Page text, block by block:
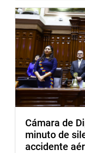
Cámara de
minuto de
accidente